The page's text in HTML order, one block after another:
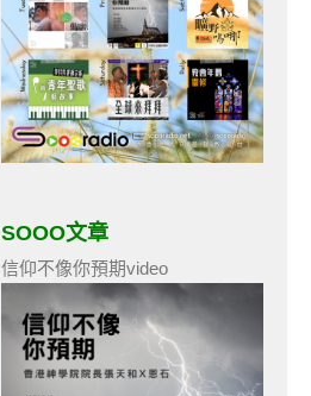
SOOO文章
信仰不像你預期video